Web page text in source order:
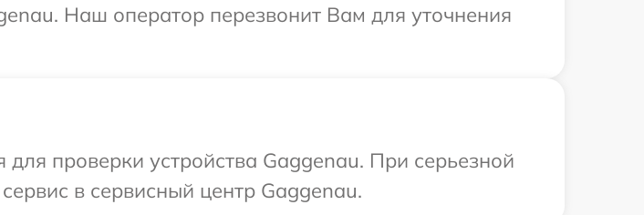
Наш оператор перезвонит Вам для уточнения
проверки устройства Gaggenau. При серьезной
в сервисный центр Gaggenau.